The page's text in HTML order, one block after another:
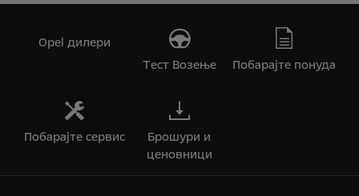
Opel дилери
Tест Bозење
Побарајте понуда
Побарајте сервис
Брошури и
ценовници